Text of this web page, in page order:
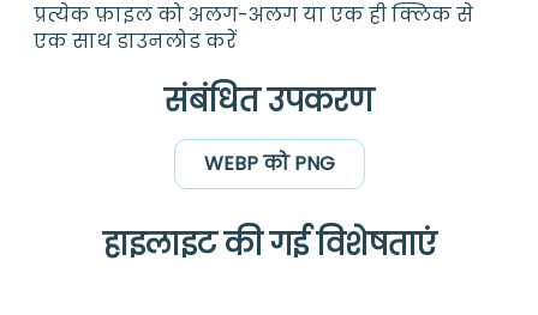
प्रत्येक फ़ाइल को अलग-अलग या एक ही क्लिक से
एक साथ डाउनलोड करें
संबंधित उपकरण
WEBP को PNG
हाइलाइट की गई विशेषताएं